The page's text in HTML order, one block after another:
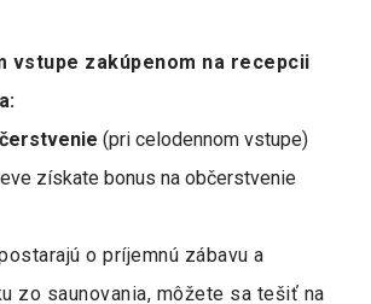
vstupe zakúpenom na recepcii
(pri celodennom vstupe)
získate bonus na občerstvenie
o príjemnú zábavu a
zo saunovania, môžete sa tešiť na